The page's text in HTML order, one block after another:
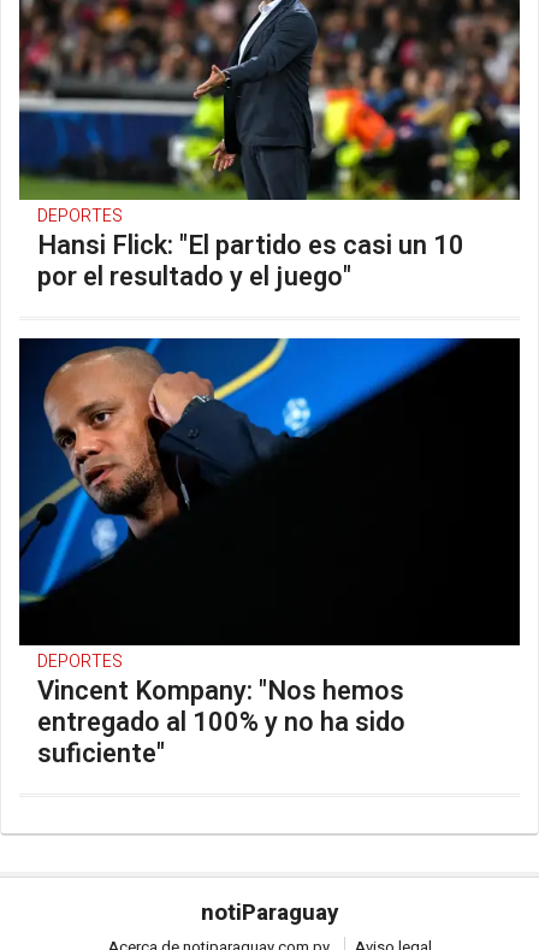
DEPORTES
Hansi Flick: "El partido es casi un 10
por el resultado y el juego"
DEPORTES
Vincent Kompany: "Nos hemos
entregado al 100% y no ha sido
suficiente"
notiParaguay